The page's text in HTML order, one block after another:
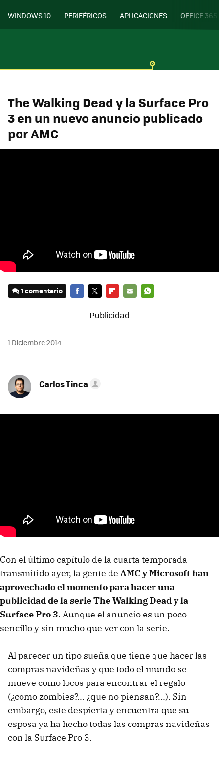
WINDOWS 10 PERIFÉRICOS APLICACIONES OFFICE 365
The Walking Dead y la Surface Pro
3 en un nuevo anuncio publicado
por AMC
1 comentario
MAIL
1 Diciembre 2014
Carlos Tinca
Con el último capítulo de la cuarta temporada
transmitido ayer, la gente de AMC y Microsoft han
aprovechado el momento para hacer una
publicidad de la serie The Walking Dead y la
Surface Pro 3. Aunque el anuncio es un poco
sencillo y sin mucho que ver con la serie.
Al parecer un tipo sueña que tiene que hacer las
compras navideñas y que todo el mundo se
mueve como locos para encontrar el regalo
(¿cómo zombies?... ¿que no piensan?...). Sin
embargo, este despierta y encuentra que su
esposa ya ha hecho todas las compras navideñas
con la Surface Pro 3.